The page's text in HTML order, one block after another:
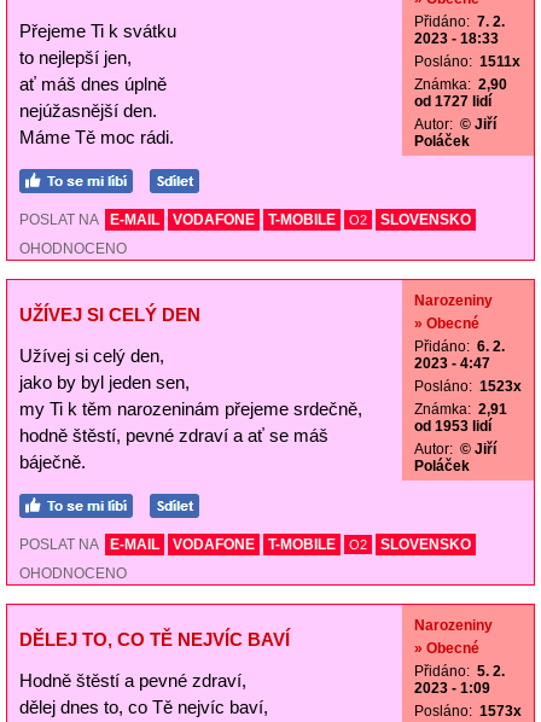
Přejeme Ti k svátku
to nejlepší jen,
ať máš dnes úplně
nejúžasnější den.
Máme Tě moc rádi.
Přidáno: 7. 2.
2023 - 18:33
Posláno: 1511x
Známka: 2,90
od 1727 lidí
Autor: © Jiří
Poláček
POSLAT NA E-MAIL VODAFONE T-MOBILE O2
SLOVENSKO
OHODNOCENO
UŽÍVEJ SI CELÝ DEN
Užívej si celý den,
jako by byl jeden sen,
my Ti k těm narozeninám přejeme srdečně,
hodně štěstí, pevné zdraví a ať se máš
báječně.
Narozeniny
» Obecné
Přidáno: 6. 2.
2023 - 4:47
Posláno: 1523x
Známka: 2,91
od 1953 lidí
Autor: © Jiří
Poláček
POSLAT NA E-MAIL VODAFONE T-MOBILE O2
SLOVENSKO
OHODNOCENO
DĚLEJ TO, CO TĚ NEJVÍC BAVÍ
Hodně štěstí a pevné zdraví,
dělej dnes to, co Tě nejvíc baví,
Narozeniny
» Obecné
Přidáno: 5. 2.
2023 - 1:09
Posláno: 1573x